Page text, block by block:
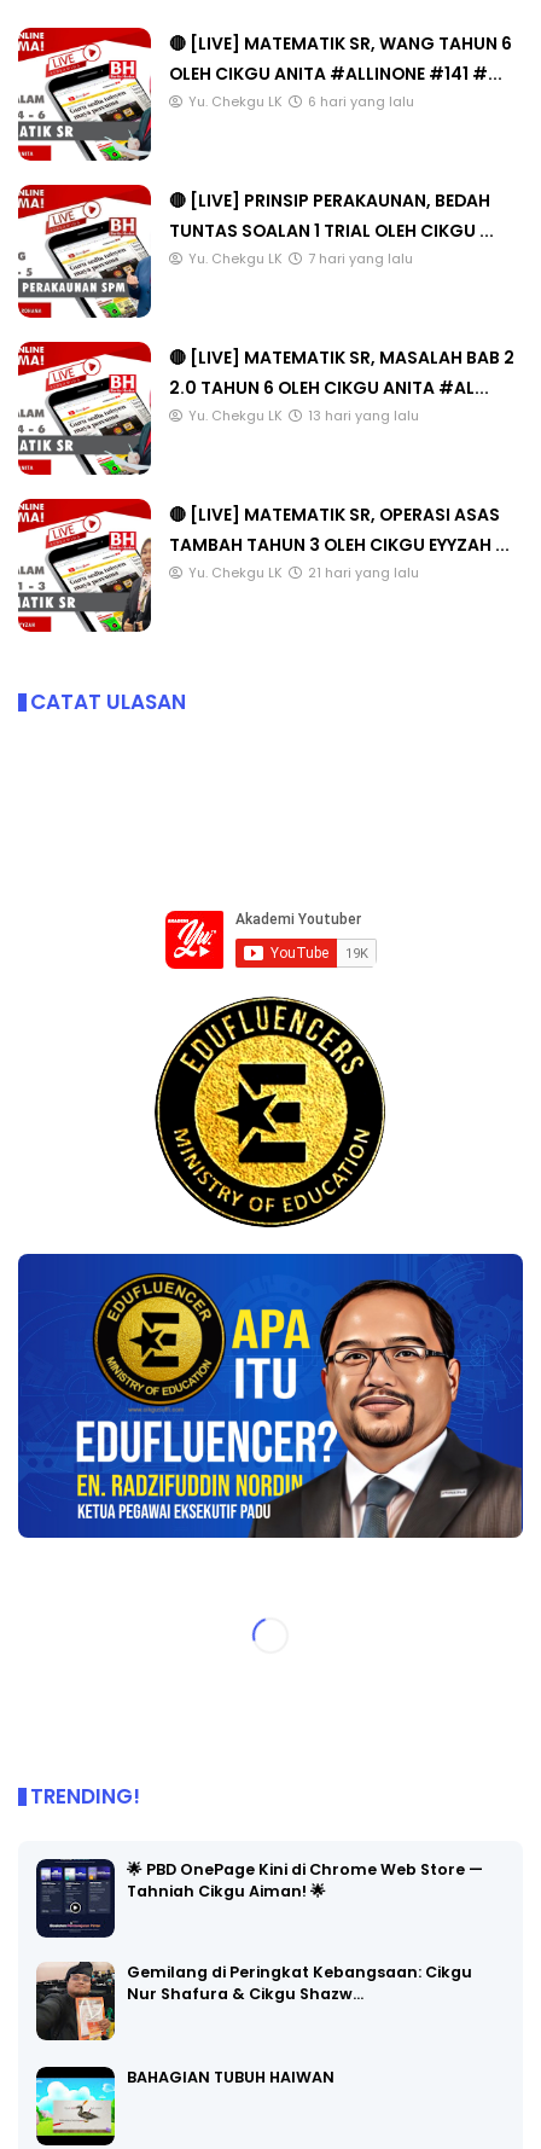
🔴 [LIVE] MATEMATIK SR, WANG TAHUN 6
OLEH CIKGU ANITA #ALLINONE #141 #...
Yu. Chekgu LK 6 hari yang lalu
🔴 [LIVE] PRINSIP PERAKAUNAN, BEDAH
TUNTAS SOALAN 1 TRIAL OLEH CIKGU ...
Yu. Chekgu LK 7 hari yang lalu
🔴 [LIVE] MATEMATIK SR, MASALAH BAB 2
2.0 TAHUN 6 OLEH CIKGU ANITA #AL...
Yu. Chekgu LK 13 hari yang lalu
🔴 [LIVE] MATEMATIK SR, OPERASI ASAS
TAMBAH TAHUN 3 OLEH CIKGU EYYZAH ...
Yu. Chekgu LK 21 hari yang lalu
CATAT ULASAN
TRENDING!
🌟 PBD OnePage Kini di Chrome Web Store —
Tahniah Cikgu Aiman! 🌟
Gemilang di Peringkat Kebangsaan: Cikgu
Nur Shafura & Cikgu Shazw…
BAHAGIAN TUBUH HAIWAN